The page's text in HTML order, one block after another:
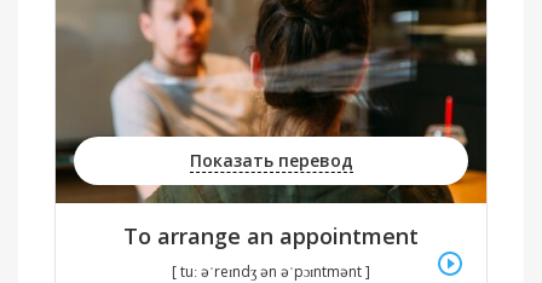
Показать перевод
To arrange an appointment
[ tuː əˈreɪndʒ ən əˈpɔɪntmənt ]